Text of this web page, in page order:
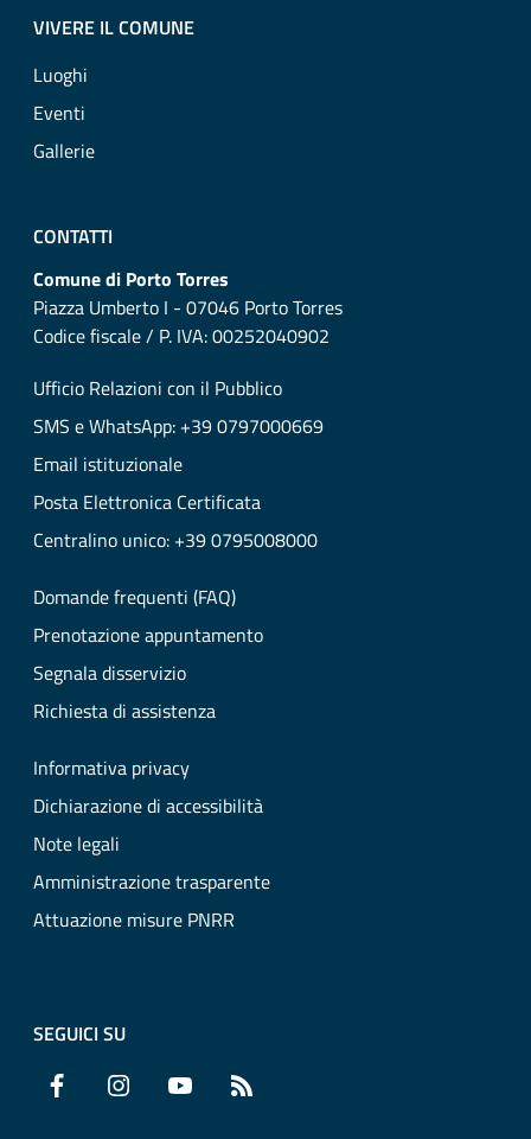
VIVERE IL COMUNE
Luoghi
Eventi
Gallerie
CONTATTI
Comune di Porto Torres
Piazza Umberto I - 07046 Porto Torres
Codice fiscale / P. IVA: 00252040902
Ufficio Relazioni con il Pubblico
SMS e WhatsApp: +39 0797000669
Email istituzionale
Posta Elettronica Certificata
Centralino unico: +39 0795008000
Domande frequenti (FAQ)
Prenotazione appuntamento
Segnala disservizio
Richiesta di assistenza
Informativa privacy
Dichiarazione di accessibilità
Note legali
Amministrazione trasparente
Attuazione misure PNRR
SEGUICI SU
Facebook Instagram YouTube